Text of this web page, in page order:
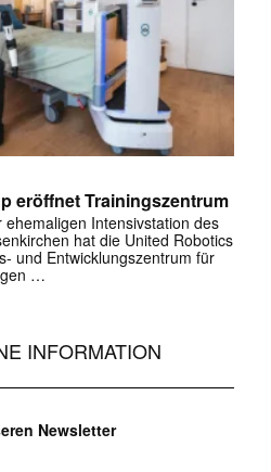
eröffnet Trainingszentrum
Intensivstation des
hat die United Robotics
und Entwicklungszentrum für
…
INFORMATION
Newsletter